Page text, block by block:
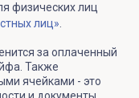
физических лиц
лиц»
за оплаченный
Также
ячейками - это